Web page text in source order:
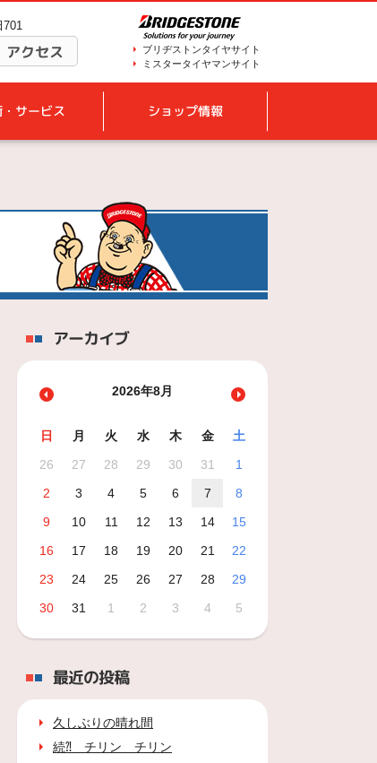
701
アクセス
ブリヂストンタイヤサイト
ミスタータイヤマンサイト
サービス ショップ情報
アーカイブ
2026年8月
日 月 火 水 木 金
土
26
27 28 29 30 31
1
2
3 4 5 6 7
8
9
10 11 12 13 14
15
16
17 18 19 20 21
22
23
24 25 26 27 28
29
30
31 1 2 3 4 5
最近の投稿
久しぶりの晴れ間
続⁈ チリン チリン